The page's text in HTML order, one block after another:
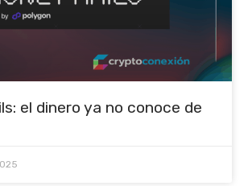
el dinero ya no conoce de